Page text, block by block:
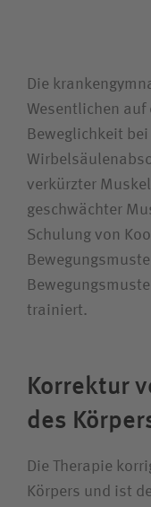
Die
Wesentlichen auf
Beweglichkeit
verkürzter
geschwächter
Schulung von
trainiert.
Korrektur
des
Die Therapie
Körpers und ist